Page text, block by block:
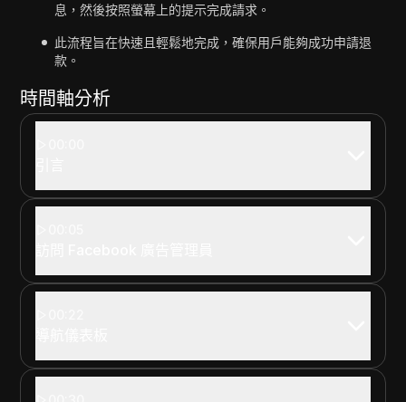
息，然後按照螢幕上的提示完成請求。
此流程旨在快速且輕鬆地完成，確保用戶能夠成功申請退
款。
時間軸分析